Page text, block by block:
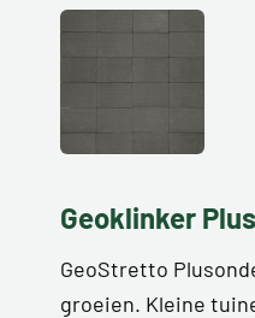
Geoklinker
GeoStretto
groeien. Kleine